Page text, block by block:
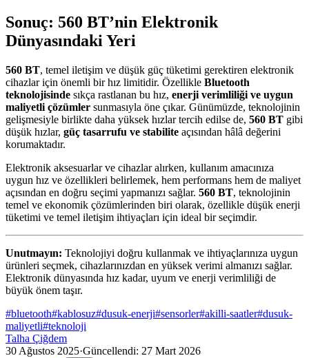
Sonuç: 560 BT’nin Elektronik
Dünyasındaki Yeri
560 BT, temel iletişim ve düşük güç tüketimi gerektiren elektronik
cihazlar için önemli bir hız limitidir. Özellikle Bluetooth
teknolojisinde sıkça rastlanan bu hız, enerji verimliliği ve uygun
maliyetli çözümler sunmasıyla öne çıkar. Günümüzde, teknolojinin
gelişmesiyle birlikte daha yüksek hızlar tercih edilse de, 560 BT gibi
düşük hızlar, güç tasarrufu ve stabilite açısından hâlâ değerini
korumaktadır.
Elektronik aksesuarlar ve cihazlar alırken, kullanım amacınıza
uygun hız ve özellikleri belirlemek, hem performans hem de maliyet
açısından en doğru seçimi yapmanızı sağlar. 560 BT, teknolojinin
temel ve ekonomik çözümlerinden biri olarak, özellikle düşük enerji
tüketimi ve temel iletişim ihtiyaçları için ideal bir seçimdir.
Unutmayın: Teknolojiyi doğru kullanmak ve ihtiyaçlarınıza uygun
ürünleri seçmek, cihazlarınızdan en yüksek verimi almanızı sağlar.
Elektronik dünyasında hız kadar, uyum ve enerji verimliliği de
büyük önem taşır.
#bluetooth#kablosuz#dusuk-enerji#sensorler#akilli-saatler#dusuk-
maliyetli#teknoloji
Talha Çiğdem
30 Ağustos 2025·Güncellendi: 27 Mart 2026